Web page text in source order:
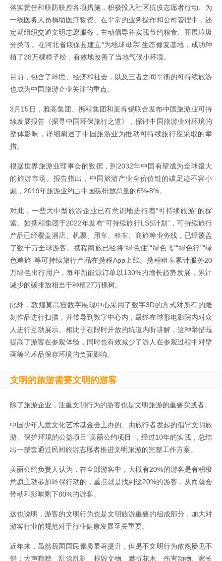
落实责任和联防联控各项措施，积极投入社区抗疫志愿者行动、为
一线医务人员捐助医疗物资。在平常的业务操作和公司管理中，还
定期组织交通文明志愿服务，主动倡导并实践节约粮食、开展垃圾
分类等。在河北省康保县建立“为地球母亲”生态修复基地，成功种
植了28万棵樟子松，有效地改善了当地气候小环境。
目前，包含了环境、经济和社会，以及三者之间平衡的可持续旅游
也成为中国旅游企业关注的重点。
3月15日，雅高集团、携程集团和麦肯锡联合发布中国旅游业可持
续发展报告《探寻中国环保旅行之道》，探讨中国旅游业对环境的
整体影响，详细阐述了中国旅游业为推动可持续旅行应采取的举
措。
根据世界旅游业理事会的数据，到2032年中国有望成为全球最大
的旅游市场。报告指出，中国旅游产业全价值链的碳足迹不容小
觑，2019年旅游业约占中国碳排放总量的6%-8%。
对此，一些大中型旅游企业已有意识地进行着“可持续旅游”的探
索。如携程集团于2022年发布“可持续旅行LSS计划”，可持续旅行
产品已经覆盖酒店、机票、用车、租车、商旅等业务线，已经覆盖
了数千万全球游客。携程商旅已经将“绿色住”“绿色飞”“绿色行”“绿
色差旅”等可持续旅行产品在携程App上线。携程租车累计服务20
万绿色出行用户，每年新能源订单以130%的增长趋势发展，累计
减少的碳排放相当于种植27万棵树。
此外，敦煌莫高窟数字展现中心采用了数字3D的方式对所有的雕
刻作品进行扫描，并传导到数字中心内，最终在球形电影院内对众
人进行互动展示。相比于在限时开放的坑道内听讲解，这种举措既
提高了游客在参观体验，同时也有效减少了游人在参观过程中对壁
画等艺术品保存环境的负面影响。
文明的旅游需要文明的游客
除了旅游企业，注重文明行为的游客也是文明旅游的重要实践者。
中国少年儿童文化艺术基金会主办的、由旅行者发起的倡导文明旅
游、保护环境的公益项目“美丽公约项目”，经过10年的实践，总结
出一整套通过民间旅游志愿者推进文明旅游的完整工作方案。
美丽公约负责人认为，在全部游客中，大概有20%的游客是有积极
意愿主动参加环保行动的，重点就是找到这20%的游客，从而就会
带动和影响剩下80%的游客。
这也说明，游客的文明行为也是文明旅游重要的组成部分，加大对
游客行业的规范对于行业健康发展至关重要。
近年来，虽然我国国民素质显著提升，但是不文明行为依然屡见不
鲜：大声喧哗、乱涂乱刻、损毁文物、攀折花木、伤害动物、家长